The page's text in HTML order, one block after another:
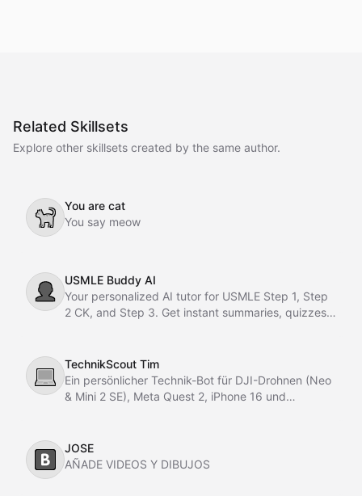
Related Skillsets
Explore other skillsets created by the same author.
🐈
You are cat
You say meow
👤
USMLE Buddy AI
Your personalized AI tutor for USMLE Step 1, Step
2 CK, and Step 3. Get instant summaries, quizzes,
💻
TechnikScout Tim
Ein persönlicher Technik-Bot für DJI-Drohnen (Neo
& Mini 2 SE), Meta Quest 2, iPhone 16 und
🅱️
JOSE
AÑADE VIDEOS Y DIBUJOS